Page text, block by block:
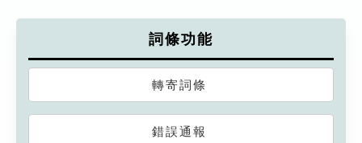
詞條功能
轉寄詞條
錯誤通報